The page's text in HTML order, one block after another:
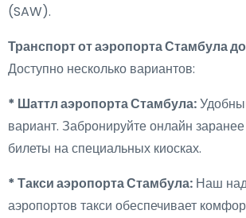
(SAW).
Транспорт от аэропорта Стамбула
Доступно несколько вариантов:
* Шаттл аэропорта Стамбула:
вариант. Забронируйте онлайн
билеты на специальных киосках.
* Такси аэропорта Стамбула: Наш
аэропортов такси обеспечивает